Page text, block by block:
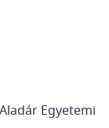
Egyetemi